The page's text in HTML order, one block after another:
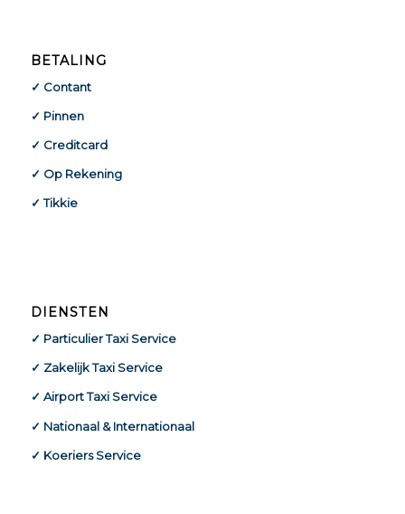
BETALING
✓ Contant
✓ Pinnen
✓ Creditcard
✓ Op Rekening
✓ Tikkie
DIENSTEN
✓ Particulier Taxi Service
✓ Zakelijk Taxi Service
✓ Airport Taxi Service
✓ Nationaal & Internationaal
✓ Koeriers Service